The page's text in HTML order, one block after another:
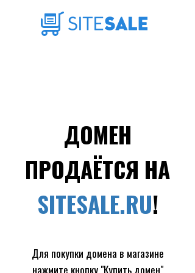
ДОМЕН
ПРОДАЁТСЯ НА
SITESALE.RU!
Для покупки домена в магазине
нажмите кнопку "Купить домен"